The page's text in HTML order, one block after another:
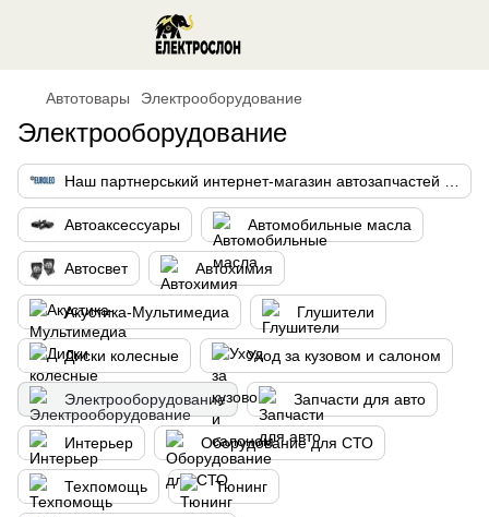
Автотовары Электрооборудование
Электрооборудование
Автоаксессуары Автомобильные масла
Автосвет Автохимия
Акустика-Мультимедиа Глушители
Диски колесные Уход за кузовом и салоном
Электрооборудование Запчасти для авто
Интерьер Оборудование для СТО
Техпомощь Тюнинг